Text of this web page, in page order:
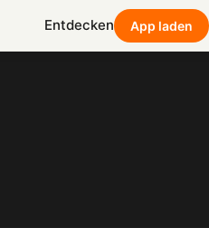
Entdecken App laden